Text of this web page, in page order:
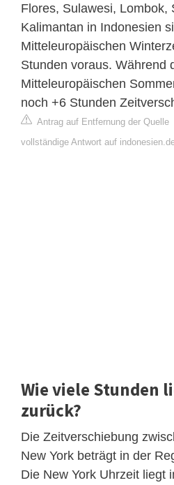
Flores, Sulawesi, Lombok,
Kalimantan in Indonesien
Mitteleuropäischen
Stunden voraus. Während
Mitteleuropäischen
noch +6 Stunden
Antrag auf Entfernung der Quelle
vollständige Antwort auf
Wie viele Stunden
zurück?
Die Zeitverschiebung
New York beträgt in der
Die New York Uhrzeit liegt